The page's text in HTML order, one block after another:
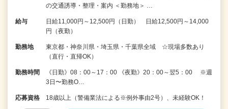
の交通誘導・整理・案内 ＜勤務地＞ …
給与
日給11,000円～12,500円（日勤） 日給12,500円～14,000
円（夜勤）
勤務地
東京都・神奈川県・埼玉県・千葉県全域 ☆現場多数あり
（直行・直帰OK）
勤務時間
《日勤》08：00～17：00 《夜勤》20：00～翌5：00 ※週
3日〜勤務O…
応募資格 18歳以上（警備業法による※例外事由2号）、未経験OK！